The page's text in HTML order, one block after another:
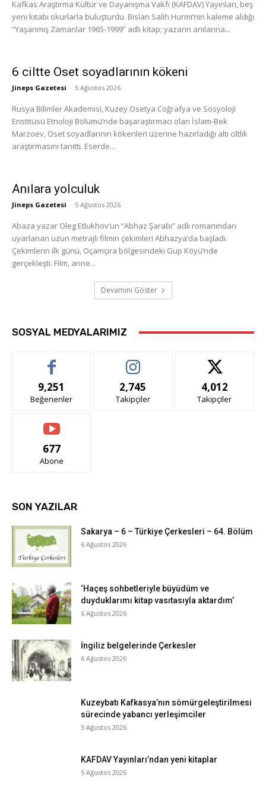
Kafkas Araştırma Kültür ve Dayanışma Vakfı (KAFDAV) Yayınları, beş
yeni kitabı okurlarla buluşturdu. Bislan Salih Hurmi’nin kaleme aldığı
“Yaşanmış Zamanlar 1965-1999” adlı kitap; yazarın anılarına...
6 ciltte Oset soyadlarının kökeni
Jineps Gazetesi - 5 Ağustos 2026
Rusya Bilimler Akademisi, Kuzey Osetya Coğrafya ve Sosyoloji
Enstitüsü Etnoloji Bölümü’nde başaraştırmacı olan İslam-Bek
Marzoev, Oset soyadlarının kökenleri üzerine hazırladığı altı ciltlik
araştırmasını tanıttı. Eserde...
Anılara yolculuk
Jineps Gazetesi - 5 Ağustos 2026
Abaza yazar Oleg Etlukhov’un “Abhaz Şarabı” adlı romanından
uyarlanan uzun metrajlı filmin çekimleri Abhazya’da başladı.
Çekimlerin ilk günü, Oçamçıra bölgesindeki Gup Köyü’nde
gerçekleşti. Film, anne...
Devamını Göster
SOSYAL MEDYALARIMIZ
9,251
Beğenenler
2,745
Takipçiler
4,012
Takipçiler
677
Abone
SON YAZILAR
Sakarya – 6 – Türkiye Çerkesleri – 64. Bölüm
6 Ağustos 2026
‘Haçeş sohbetleriyle büyüdüm ve
duyduklarımı kitap vasıtasıyla aktardım’
6 Ağustos 2026
İngiliz belgelerinde Çerkesler
6 Ağustos 2026
Kuzeybatı Kafkasya’nın sömürgeleştirilmesi
sürecinde yabancı yerleşimciler
5 Ağustos 2026
KAFDAV Yayınları’ndan yeni kitaplar
5 Ağustos 2026